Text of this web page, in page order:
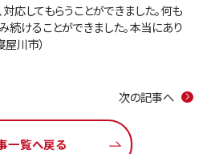
町5番25号
10：00〜18：00 水曜定休
応してもらうことができました。何も
続けることができました。本当にあり
川市）
一覧へ戻る
次の記事へ